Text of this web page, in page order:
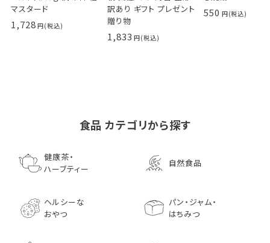
マスタード
1,728
訳あり ギフト プレゼント
贈り物
1,833
550
ールド）140ｇ 調味料 粒
マスタード
鰹節 食べる削り節
70g× 10袋セット おつま
75g（50袋）
1,296
食品 カテゴリから探す
健康茶・
ハーブティー
自然食品
ヘルシーな
おやつ
パン・ジャム・
はちみつ